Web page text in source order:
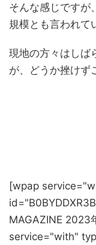
そんな感じですが
規模とも言われて
現地の方々はしば
が、どうか挫けず
[wpap
MAGAZINE
service="with"